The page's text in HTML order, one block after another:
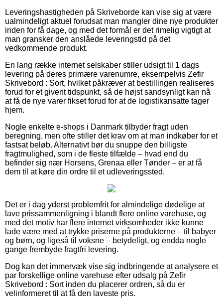
Leveringshastigheden på Skriveborde kan vise sig at være
ualmindeligt aktuel forudsat man mangler dine nye produkter
inden for få dage, og med det formål er det rimelig vigtigt at
man gransker den anslåede leveringstid på det
vedkommende produkt.
En lang række internet selskaber stiller udsigt til 1 dags
levering på deres primære varenumre, eksempelvis Zefir
Skrivebord : Sort, hvilket påkræver at bestillingen realiseres
forud for et givent tidspunkt, så de højst sandsynligt kan nå
at få de nye varer fikset forud for at de logistikansatte tager
hjem.
Nogle enkelte e-shops i Danmark tilbyder fragt uden
beregning, men ofte stiller det krav om at man indkøber for et
fastsat beløb. Alternativt bør du snuppe den billigste
fragtmulighed, som i de fleste tilfælde – hvad end du
befinder sig nær Horsens, Grenaa eller Tønder – er at få
dem til at køre din ordre til et udleveringssted.
Det er i dag yderst problemfrit for almindelige dødelige at
lave prissammenligning i blandt flere online varehuse, og
med det motiv har flere internet virksomheder ikke kunne
lade være med at trykke priserne på produkterne – til babyer
og børn, og ligeså til voksne – betydeligt, og endda nogle
gange frembyde fragtfri levering.
Dog kan det immervæk vise sig indbringende at analysere et
par forskellige online varehuse efter udsalg på Zefir
Skrivebord : Sort inden du placerer ordren, så du er
velinformeret til at få den laveste pris.